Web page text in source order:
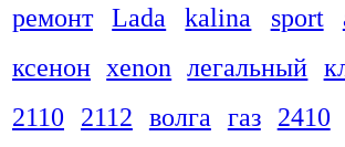
ремонт
Lada kalina sport
ксенон xenon легальный
2110
2112 волга газ 2410